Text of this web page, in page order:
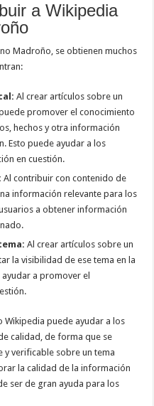
a Wikipedia
Madroño, se obtienen muchos
Al crear artículos sobre un
promover el conocimiento
hechos y otra información
Esto puede ayudar a los
en cuestión.
Al contribuir con contenido de
información relevante para los
a obtener información
Al crear artículos sobre un
la visibilidad de ese tema en la
a promover el
Wikipedia puede ayudar a los
calidad, de forma que se
verificable sobre un tema
la calidad de la información
ser de gran ayuda para los